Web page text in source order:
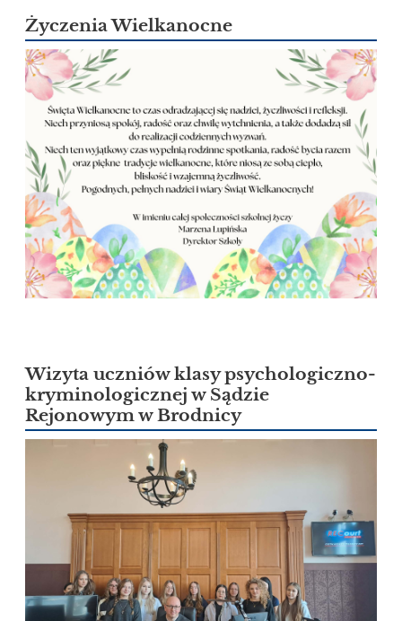
Życzenia Wielkanocne
Wizyta uczniów klasy psychologiczno-
kryminologicznej w Sądzie
Rejonowym w Brodnicy